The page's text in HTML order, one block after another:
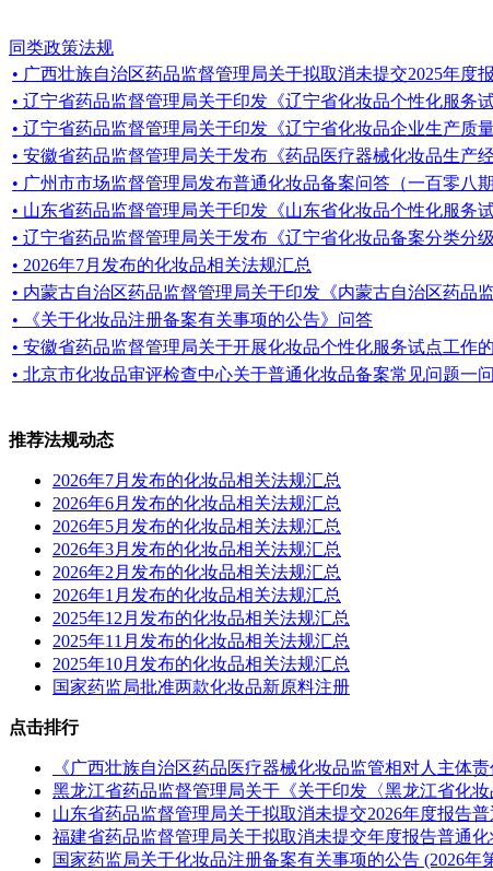
同类政策法规
• 广西壮族自治区药品监督管理局关于拟取消未提交2025年度
• 辽宁省药品监督管理局关于印发《辽宁省化妆品个性化服务
• 辽宁省药品监督管理局关于印发《辽宁省化妆品企业生产质
• 安徽省药品监督管理局关于发布《药品医疗器械化妆品生产
• 广州市市场监督管理局发布普通化妆品备案问答（一百零八期
• 山东省药品监督管理局关于印发《山东省化妆品个性化服务
• 辽宁省药品监督管理局关于发布《辽宁省化妆品备案分类分
• 2026年7月发布的化妆品相关法规汇总
• 内蒙古自治区药品监督管理局关于印发《内蒙古自治区药品
• 《关于化妆品注册备案有关事项的公告》问答
• 安徽省药品监督管理局关于开展化妆品个性化服务试点工作
• 北京市化妆品审评检查中心关于普通化妆品备案常见问题一
推荐法规动态
2026年7月发布的化妆品相关法规汇总
2026年6月发布的化妆品相关法规汇总
2026年5月发布的化妆品相关法规汇总
2026年3月发布的化妆品相关法规汇总
2026年2月发布的化妆品相关法规汇总
2026年1月发布的化妆品相关法规汇总
2025年12月发布的化妆品相关法规汇总
2025年11月发布的化妆品相关法规汇总
2025年10月发布的化妆品相关法规汇总
国家药监局批准两款化妆品新原料注册
点击排行
《广西壮族自治区药品医疗器械化妆品监管相对人主体
黑龙江省药品监督管理局关于《关于印发〈黑龙江省化
山东省药品监督管理局关于拟取消未提交2026年度报告
福建省药品监督管理局关于拟取消未提交年度报告普通
国家药监局关于化妆品注册备案有关事项的公告 (2026年